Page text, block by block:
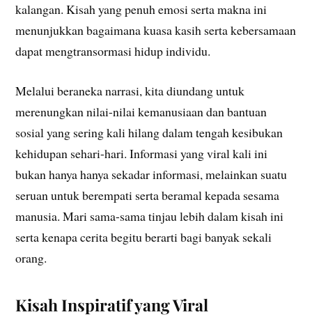
kalangan. Kisah yang penuh emosi serta makna ini
menunjukkan bagaimana kuasa kasih serta kebersamaan
dapat mengtransormasi hidup individu.
Melalui beraneka narrasi, kita diundang untuk
merenungkan nilai-nilai kemanusiaan dan bantuan
sosial yang sering kali hilang dalam tengah kesibukan
kehidupan sehari-hari. Informasi yang viral kali ini
bukan hanya hanya sekadar informasi, melainkan suatu
seruan untuk berempati serta beramal kepada sesama
manusia. Mari sama-sama tinjau lebih dalam kisah ini
serta kenapa cerita begitu berarti bagi banyak sekali
orang.
Kisah Inspiratif yang Viral